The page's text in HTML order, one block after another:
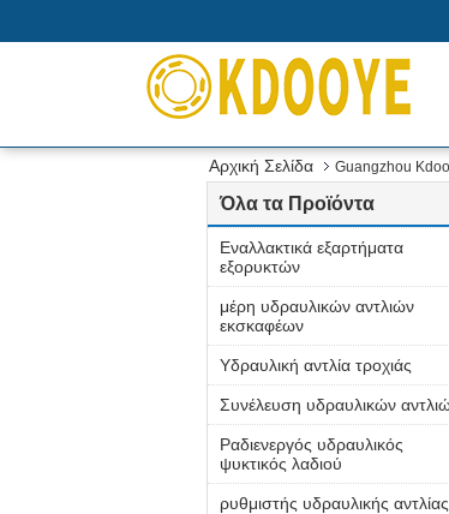
Αρχική Σελίδα Guangzhou
Όλα τα Προϊόντα
Εναλλακτικά εξαρτήματα
εξορυκτών
μέρη υδραυλικών αντλιών
εκσκαφέων
Υδραυλική αντλία τροχιάς
Συνέλευση υδραυλικών
Ραδιενεργός υδραυλικός
ψυκτικός λαδιού
ρυθμιστής υδραυλικής αντλίας